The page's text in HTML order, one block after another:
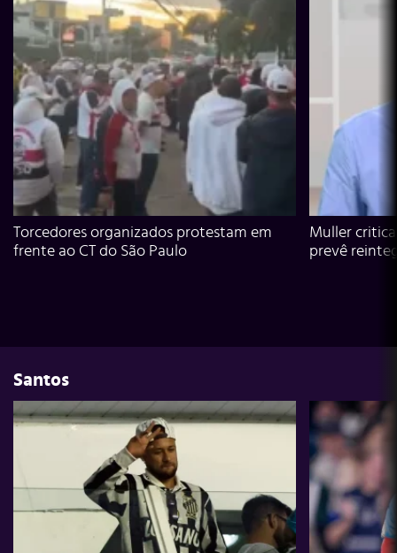
Torcedores organizados protestam em
frente ao CT do São Paulo
Muller
prevê
Santos